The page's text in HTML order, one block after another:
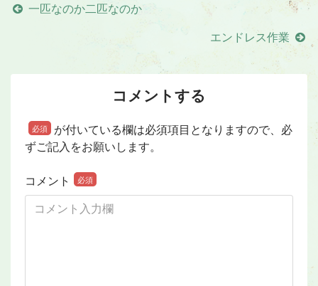
一匹なのか二匹なのか
エンドレス作業
コメントする
必須
が付いている欄は必須項目となりますので、必
ずご記入をお願いします。
コメント 必須